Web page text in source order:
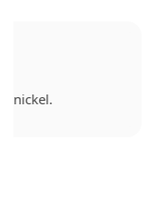
Short
Tissu